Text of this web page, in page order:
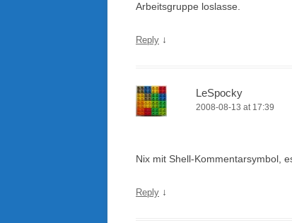
Arbeitsgruppe loslasse.
Reply ↓
LeSpocky
2008-08-13 at 17:39
Nix mit Shell-Kommentarsymbol,
Reply ↓